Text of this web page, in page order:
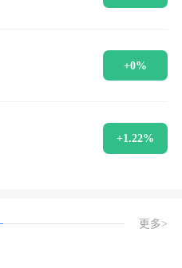
+0%
+1.22%
更多>